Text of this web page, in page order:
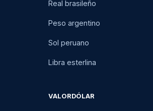
Real brasileño
Peso argentino
Sol peruano
Libra esterlina
VALORDÓLAR